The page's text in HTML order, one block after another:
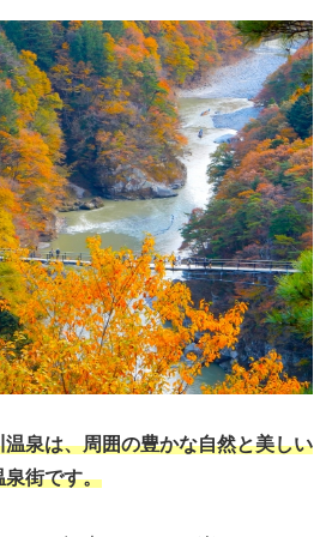
泉は、周囲の豊かな自然と美しい
泉街です。